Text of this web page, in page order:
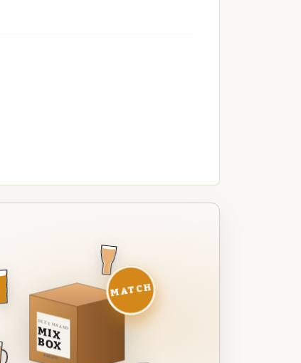
DEZE MAAND
MIX
BOX
8 BIEREN
MATCH